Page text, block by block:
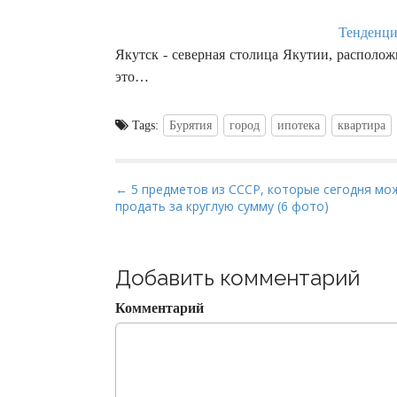
Якутск - северная столица Якутии,
это…
Tags: Бурятия город ипотека квартира
P
o
n
a
v
← 5 предметов из СССР, которые сегодня
продать за круглую сумму (6 фото)
Добавить комментарий
Комментарий